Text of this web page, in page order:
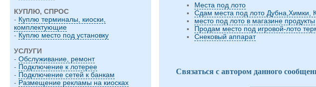
КУПЛЮ, СПРОС
- Куплю терминалы, киоски,
комплектующие
- Куплю место под установку
УСЛУГИ
- Обслуживание, ремонт
- Подключение к лотерее
- Подключение сетей к банкам
- Размещение рекламы на киосках
Места под лото
Сдам места под лото Дубна,Химки,
место под лото в магазине продукты
Продам место под игровой-лото
Снековый аппарат
Связаться с автором данного